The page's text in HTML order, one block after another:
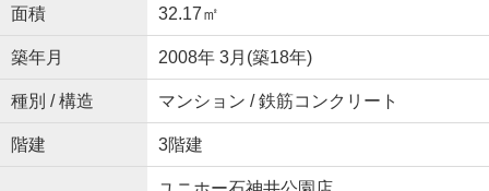
面積 32.17㎡
築年月 2008年 3月(築18年)
種別 / 構造 マンション / 鉄筋コンクリート
階建 3階建